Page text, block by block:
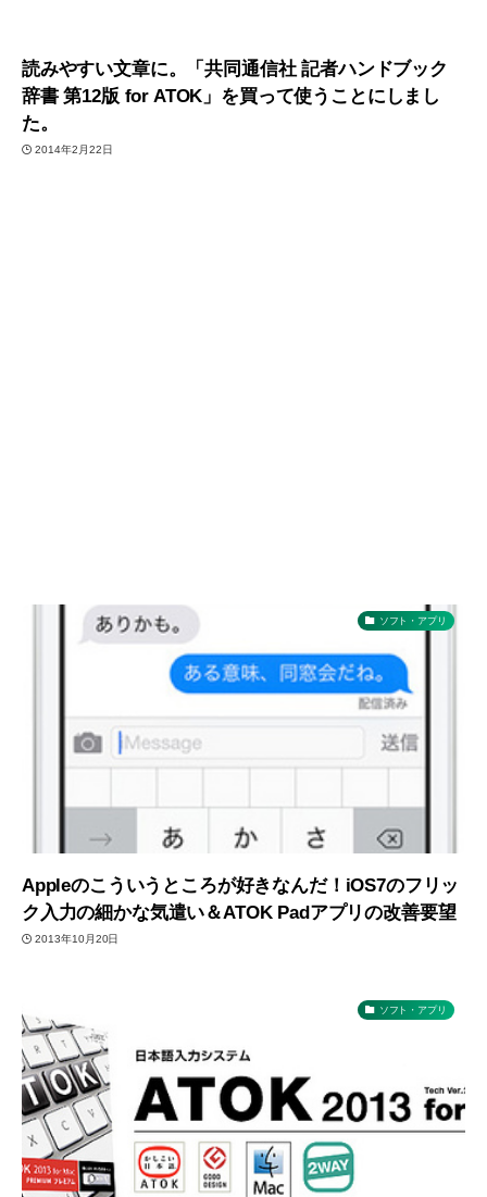
読みやすい文章に。「共同通信社 記者ハンドブック
辞書 第12版 for ATOK」を買って使うことにしまし
た。
2014年2月22日
ソフト・アプリ
Appleのこういうところが好きなんだ！iOS7のフリッ
ク入力の細かな気遣い＆ATOK Padアプリの改善要望
2013年10月20日
ソフト・アプリ